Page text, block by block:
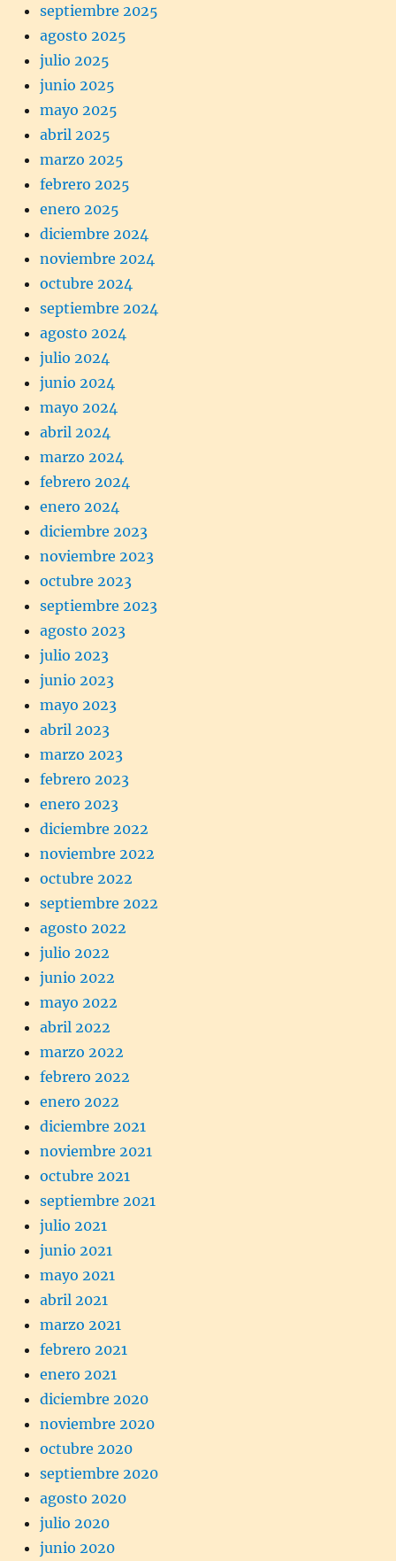
septiembre 2025
agosto 2025
julio 2025
junio 2025
mayo 2025
abril 2025
marzo 2025
febrero 2025
enero 2025
diciembre 2024
noviembre 2024
octubre 2024
septiembre 2024
agosto 2024
julio 2024
junio 2024
mayo 2024
abril 2024
marzo 2024
febrero 2024
enero 2024
diciembre 2023
noviembre 2023
octubre 2023
septiembre 2023
agosto 2023
julio 2023
junio 2023
mayo 2023
abril 2023
marzo 2023
febrero 2023
enero 2023
diciembre 2022
noviembre 2022
octubre 2022
septiembre 2022
agosto 2022
julio 2022
junio 2022
mayo 2022
abril 2022
marzo 2022
febrero 2022
enero 2022
diciembre 2021
noviembre 2021
octubre 2021
septiembre 2021
julio 2021
junio 2021
mayo 2021
abril 2021
marzo 2021
febrero 2021
enero 2021
diciembre 2020
noviembre 2020
octubre 2020
septiembre 2020
agosto 2020
julio 2020
junio 2020